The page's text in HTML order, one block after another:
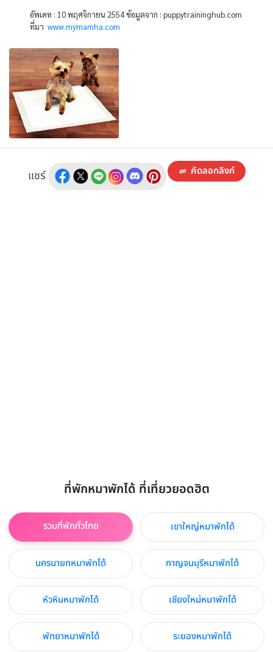
อัพเดท : 10 พฤศจิกายน 2554 ข้อมูลจาก : puppytraininghub.com
ที่มา www.mymamha.com
แชร์ คัดลอกลิงก์
ที่พักหมาพักได้ ที่เที่ยวยอดฮิต
รวมที่พักทั่วไทย เขาใหญ่หมาพักได้
นครนายกหมาพักได้ กาญจนบุรีหมาพักได้
หัวหินหมาพักได้ เชียงใหม่หมาพักได้
พัทยาหมาพักได้ ระยองหมาพักได้